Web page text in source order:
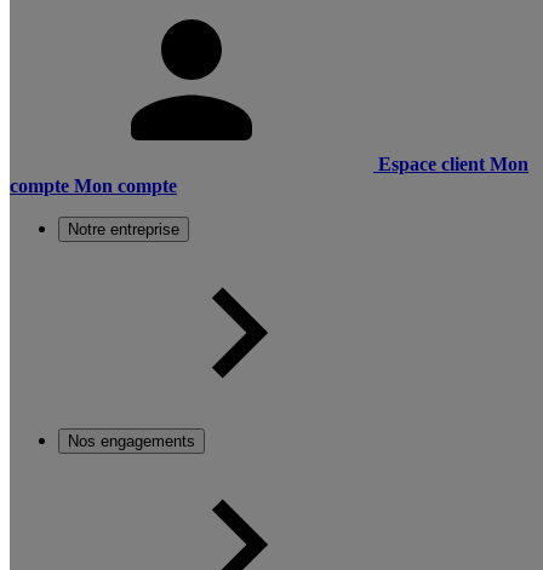
Espace client Mon
compte Mon compte
Notre entreprise
Nos engagements